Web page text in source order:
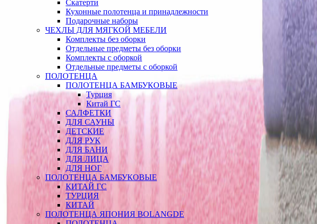
Скатерти
Кухонные полотенца и принадлежности
Подарочные наборы
ЧЕХЛЫ ДЛЯ МЯГКОЙ МЕБЕЛИ
Комплекты без оборки
Отдельные предметы без оборки
Комплекты с оборкой
Отдельные предметы с оборкой
ПОЛОТЕНЦА
ПОЛОТЕНЦА БАМБУКОВЫЕ
Турция
Китай ГС
САЛФЕТКИ
ДЛЯ САУНЫ
ДЕТСКИЕ
ДЛЯ РУК
ДЛЯ БАНИ
ДЛЯ ЛИЦА
ДЛЯ НОГ
ПОЛОТЕНЦА БАМБУКОВЫЕ
КИТАЙ ГС
ТУРЦИЯ
КИТАЙ
ПОЛОТЕНЦА ЯПОНИЯ BOLANGDE